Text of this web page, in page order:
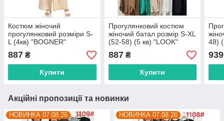
Костюм жіночий
прогулянковий розміри S-
L (4кв) "BOGNER"
недорого від прямого
постачальника
887 ₴
Купити
Прогулянковий костюм
жіночий батал розмір S-XL
(52-58) (5 кв) "LOOK"
недорого від прямого
постачальника
887₴
Купити
48)
939
Акційні пропозиції та новинки
НОВИНКА 07.08.26 НОВИНКА 07.08.26